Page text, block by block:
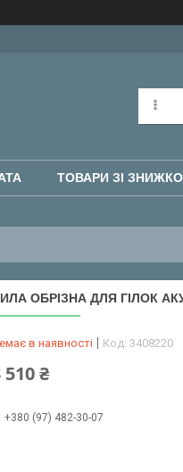
ТОВАРИ ЗІ
ОБРІЗНА ДЛЯ ГІЛОК
в наявності Код: 3408220
510 ₴
+380 (97) 482-30-07